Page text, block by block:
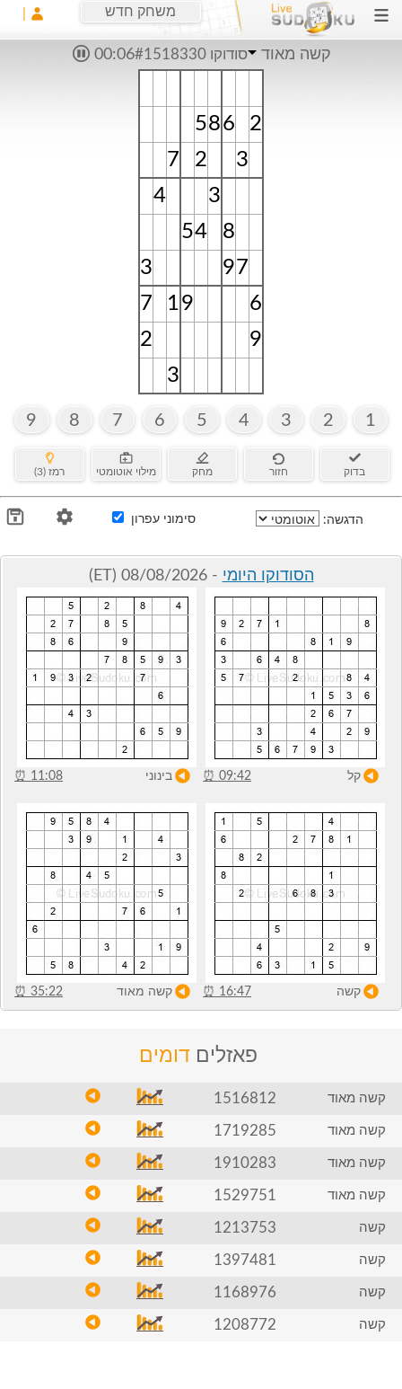
משחק חדש
קשה מאוד סודוקו #1518330 00:06
586
2
7
2
3
4
3
54
8
3
97
7
19
6
2
9
3
1
2
3
4
5
6
7
8
9
בדוק חזור מחק מילוי אוטומטי רמז (3)
הדגשה: סימוני עפרון
הסודוקו היומי- 08/08/2026 (ET)
קל 09:42
⏰ בינוני 11:08
⏰
קשה 16:47
⏰ קשה מאוד 35:22
⏰
פאזלים דומים
קשה מאוד 1516812
קשה מאוד 1719285
קשה מאוד 1910283
קשה מאוד 1529751
קשה 1213753
קשה 1397481
קשה 1168976
קשה 1208772